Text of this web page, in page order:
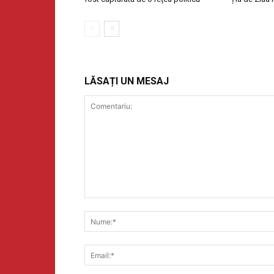
LĂSAȚI UN MESAJ